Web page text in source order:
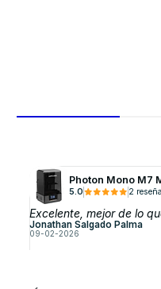
Photon Mono M7
5.0 2
Excelente, mejor de lo
Jonathan Salgado Palma
09-02-2026